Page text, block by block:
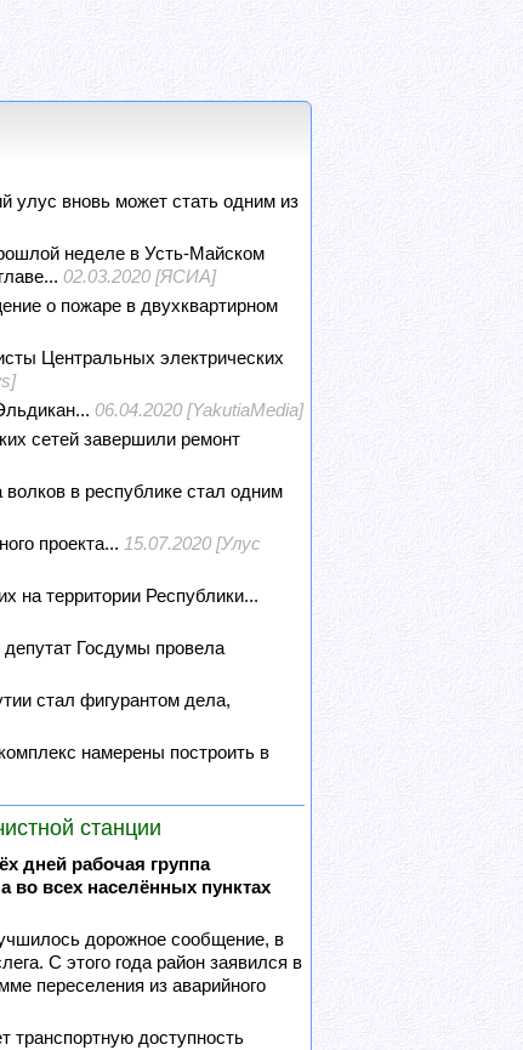
улус вновь может стать одним из
неделе в Усть-Майском
02.03.2020 [ЯСИА]
о пожаре в двухквартирном
Центральных электрических
06.04.2020 [YakutiaMedia]
сетей завершили ремонт
волков в республике стал одним
проекта... 15.07.2020 [Улус
на территории Республики...
Госдумы провела
стал фигурантом дела,
намерены построить в
станции
дней рабочая группа
во всех населённых пунктах
дорожное сообщение, в
С этого года район заявился в
переселения из аварийного
транспортную доступность